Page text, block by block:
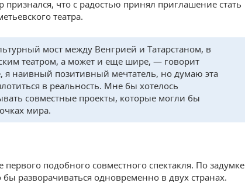
что с радостью принял приглашение стать
театра.
мост между Венгрией и Татарстаном, в
театром, а может и еще шире, — говорит
наивный позитивный мечтатель, но думаю эта
в реальность. Мне бы хотелось
совместные проекты, которые могли бы
мира.
первого подобного совместного спектакля. По задумке
разворачиваться одновременно в двух странах.